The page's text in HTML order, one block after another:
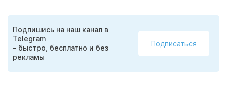
Подпишись на наш канал в
Telegram
– быстро, бесплатно и без
рекламы
Подписаться